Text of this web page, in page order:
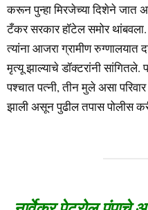
करून पुन्हा मिरजेच्या दिशेने जात
टँकर सरकार हॉटेल समोर
त्यांना आजरा ग्रामीण रुग्णालयात
मृत्यू झाल्याचे डॉक्टरांनी सांगितले.
पश्चात पत्नी, तीन मुले असा
झाली असून पुढील तपास पोलीस